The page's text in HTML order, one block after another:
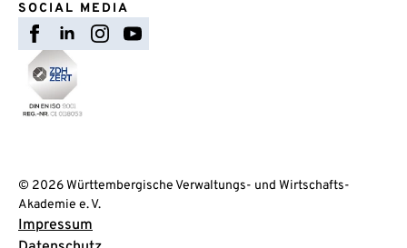
SOCIAL MEDIA
© 2026 Württembergische Verwaltungs- und Wirtschafts-
Akademie e. V.
Impressum